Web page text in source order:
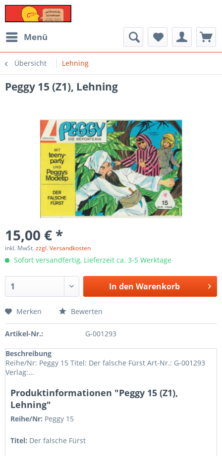
Menü
Übersicht Lehning
Peggy 15 (Z1), Lehning
15,00 € *
inkl. MwSt.zzgl. Versandkosten
Sofort versandfertig, Lieferzeit ca. 3-5 Werktage
In den Warenkorb
Merken Bewerten
Artikel-Nr.: G-001293
Beschreibung
Reihe/Nr: Peggy 15 Titel: Der falsche Fürst Art-Nr.: G-001293
Verlag:...
Produktinformationen "Peggy 15 (Z1),
Lehning"
Reihe/Nr: Peggy 15
Titel: Der falsche Fürst